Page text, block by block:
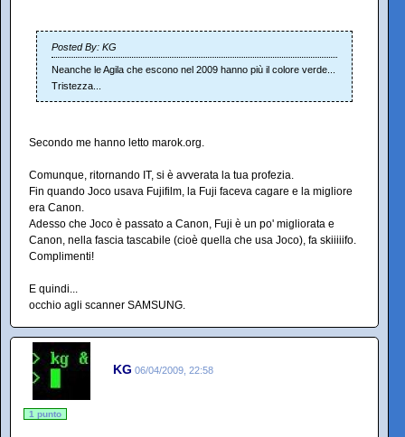
Posted By: KG
Neanche le Agila che escono nel 2009 hanno più il colore verde...
Tristezza...
Secondo me hanno letto marok.org.
Comunque, ritornando IT, si è avverata la tua profezia.
Fin quando Joco usava Fujifilm, la Fuji faceva cagare e la migliore
era Canon.
Adesso che Joco è passato a Canon, Fuji è un po' migliorata e
Canon, nella fascia tascabile (cioè quella che usa Joco), fa skiiiiifo.
Complimenti!
E quindi...
occhio agli scanner SAMSUNG.
KG 06/04/2009, 22:58
1 punto